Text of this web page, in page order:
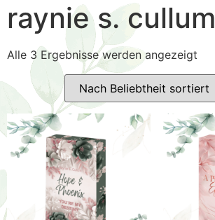
raynie s. cullum
Alle 3 Ergebnisse werden angezeigt